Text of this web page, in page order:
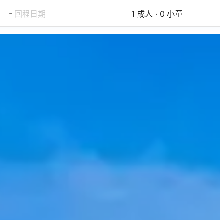
- 回程日期 1 成人 · 0 小童